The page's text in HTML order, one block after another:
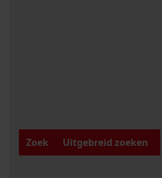
Zoek
Uitgebreid zoeken